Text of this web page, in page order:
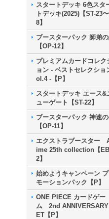
スタートデッキ 6色スタ
トデッキ(2025)【ST-23
8】
ブースターパック 師弟
【OP-12】
プレミアムカードコレク
ョン - ベストセレクショ
ol.4 -【P】
スタートデッキ エース&
ューゲート【ST-22】
ブースターパック 神速
【OP-11】
エクストラブースター
ime 25th collection【
2】
始めようキャンペーン プ
モーションパック【P】
ONE PIECE カードゲー
ム 2nd
ET【P】